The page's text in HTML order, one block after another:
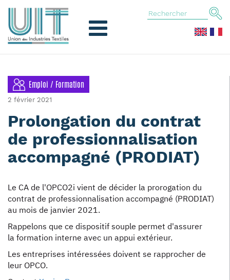
Emploi / Formation
2 février 2021
Prolongation du contrat
de professionnalisation
accompagné (PRODIAT)
Le CA de l'OPCO2i vient de décider la prorogation du
contrat de professionnalisation accompagné (PRODIAT)
au mois de janvier 2021.
Rappelons que ce dispositif souple permet d'assurer
la formation interne avec un appui extérieur.
Les entreprises intéressées doivent se rapprocher de
leur OPCO.